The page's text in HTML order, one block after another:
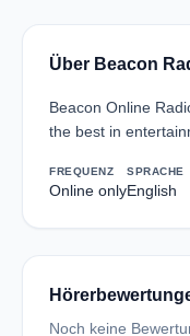
Über Beacon
Beacon Online
the best in
FREQUENZ
Online only
SPRACHE
English
Noch keine